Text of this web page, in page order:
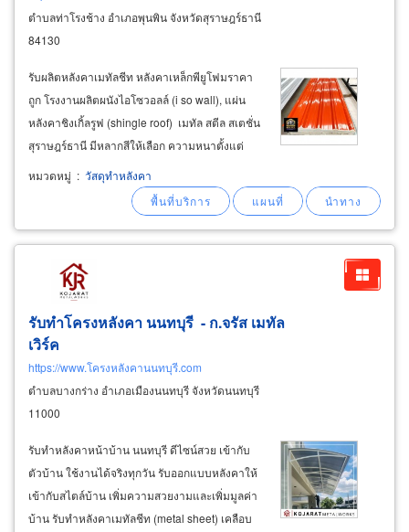
ตำบลท่าโรงช้าง อำเภอพุนพิน จังหวัดสุราษฎร์ธานี
84130
รับผลิตหลังคาเมทัลชีท หลังคาเหล็กพียูโฟมราคา
ถูก โรงงานผลิตผนังไอโซวอลล์ (i so wall), แผ่น
หลังคาชิงเกิ้ลรูฟ (shingle roof) เมทัล สตีล สเตชั่น
สุราษฎร์ธานี มีหลากสีให้เลือก ความหนาตั้งแต่
0.20-0.47มม. สั่งตัดความยาวตามต้องการ จำ
หน่ายเมทัลชีทลอนมาตรฐาน 760 มีหลากสีและอลู
หมวดหมู่ : วัสดุทำหลังคา
รับทำโครงหลังคา นนทบุรี - ก.จรัส เมทัล
เวิร์ค
https://www.โครงหลังคานนทบุรี.com
ตำบลบางกร่าง อำเภอเมืองนนทบุรี จังหวัดนนทบุรี
11000
รับทำหลังคาหน้าบ้าน นนทบุรี ดีไซน์สวย เข้ากับ
ตัวบ้าน ใช้งานได้จริงทุกวัน รับออกแบบหลังคาให้
เข้ากับสไตล์บ้าน เพิ่มความสวยงามและเพิ่มมูลค่า
บ้าน รับทำหลังคาเมทัลชีท (metal sheet) เคลือบ